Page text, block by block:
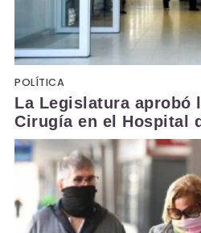
POLÍTICA
La Legislatura aprobó
Cirugía en el Hospital